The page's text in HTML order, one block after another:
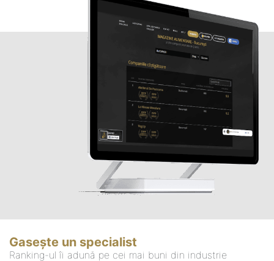
Gasește un specialist
Ranking-ul îi adună pe cei mai buni din industrie